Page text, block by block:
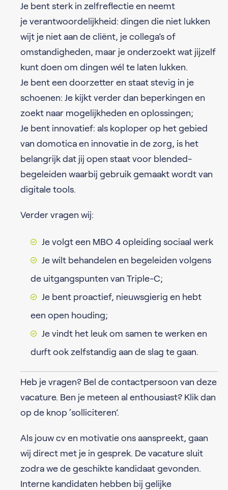
Je bent sterk in zelfreflectie en neemt
je verantwoordelijkheid: dingen die niet lukken
wijt je niet aan de cliënt, je collega’s of
omstandigheden, maar je onderzoekt wat jijzelf
kunt doen om dingen wél te laten lukken.
Je bent een doorzetter en staat stevig in je
schoenen: Je kijkt verder dan beperkingen en
zoekt naar mogelijkheden en oplossingen;
Je bent innovatief: als koploper op het gebied
van domotica en innovatie in de zorg, is het
belangrijk dat jij open staat voor blended-
begeleiden waarbij gebruik gemaakt wordt van
digitale tools.
Verder vragen wij:
Je volgt een MBO 4 opleiding sociaal werk
Je wilt behandelen en begeleiden volgens
de uitgangspunten van Triple-C;
Je bent proactief, nieuwsgierig en hebt
een open houding;
Je vindt het leuk om samen te werken en
durft ook zelfstandig aan de slag te gaan.
Heb je vragen? Bel de contactpersoon van deze
vacature. Ben je meteen al enthousiast? Klik dan
op de knop ‘solliciteren’.
Als jouw cv en motivatie ons aanspreekt, gaan
wij direct met je in gesprek. De vacature sluit
zodra we de geschikte kandidaat gevonden.
Interne kandidaten hebben bij gelijke